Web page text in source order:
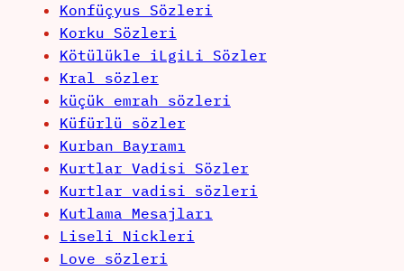
Konfüçyus Sözleri
Korku Sözleri
Kötülükle iLgiLi Sözler
Kral sözler
küçük emrah sözleri
Küfürlü sözler
Kurban Bayramı
Kurtlar Vadisi Sözler
Kurtlar vadisi sözleri
Kutlama Mesajları
Liseli Nickleri
Love sözleri